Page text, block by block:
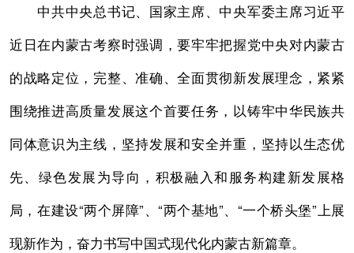
中共中央总书记、国家主席、中央军委主席习近平
近日在内蒙古考察时强调，要牢牢把握党中央对内蒙古
的战略定位，完整、准确、全面贯彻新发展理念，紧紧
围绕推进高质量发展这个首要任务，以铸牢中华民族共
同体意识为主线，坚持发展和安全并重，坚持以生态优
先、绿色发展为导向，积极融入和服务构建新发展格
局，在建设“两个屏障”、“两个基地”、“一个桥头堡”上展
现新作为，奋力书写中国式现代化内蒙古新篇章。